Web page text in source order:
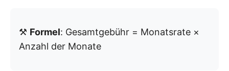
⚒️ Formel: Gesamtgebühr = Monatsrate ×
Anzahl der Monate